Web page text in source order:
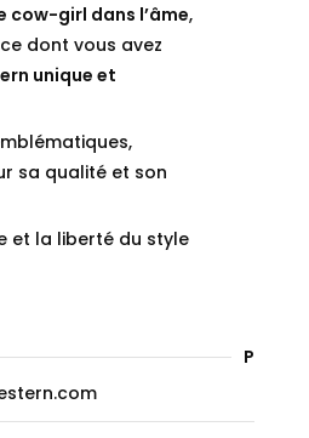
cow-girl dans l’âme,
dont vous avez
unique et
sa qualité et son
et la liberté du style